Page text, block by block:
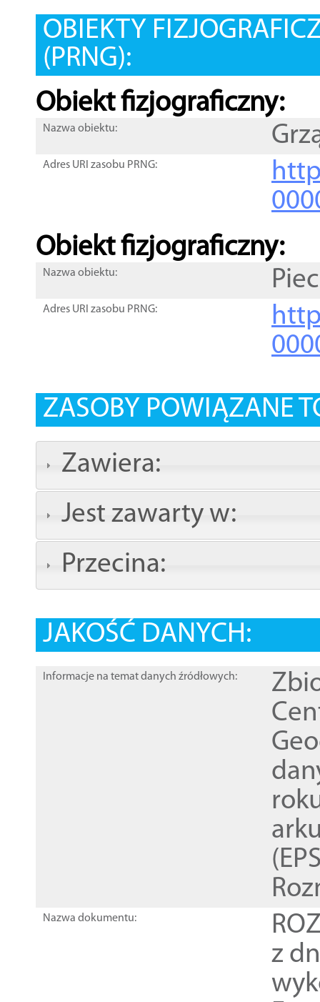
OBIEKTY
(PRNG):
Obiekt fizjograficzny:
Nazwa obiektu:
Adres URI zasobu PRNG:
Obiekt fizjograficzny:
Nazwa obiektu:
Adres URI zasobu PRNG:
ZASOBY POWIĄZANE
Zawiera:
Jest zawarty w:
Przecina:
JAKOŚĆ DANYCH:
Informacje na temat danych źródłowych:
Nazwa dokumentu:
z